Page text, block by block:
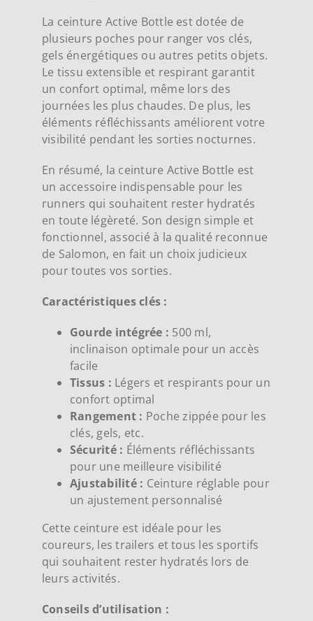
La ceinture Active Bottle est dotée de
plusieurs poches pour ranger vos clés,
gels énergétiques ou autres petits objets.
Le tissu extensible et respirant garantit
un confort optimal, même lors des
journées les plus chaudes. De plus, les
éléments réfléchissants améliorent votre
visibilité pendant les sorties nocturnes.
En résumé, la ceinture Active Bottle est
un accessoire indispensable pour les
runners qui souhaitent rester hydratés
en toute légèreté. Son design simple et
fonctionnel, associé à la qualité reconnue
de Salomon, en fait un choix judicieux
pour toutes vos sorties.
Caractéristiques clés :
Gourde intégrée : 500 ml,
inclinaison optimale pour un accès
facile
Tissus : Légers et respirants pour un
confort optimal
Rangement : Poche zippée pour les
clés, gels, etc.
Sécurité : Éléments réfléchissants
pour une meilleure visibilité
Ajustabilité : Ceinture réglable pour
un ajustement personnalisé
Cette ceinture est idéale pour les
coureurs, les trailers et tous les sportifs
qui souhaitent rester hydratés lors de
leurs activités.
Conseils d’utilisation :